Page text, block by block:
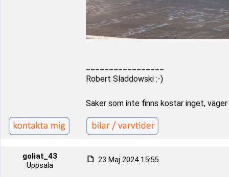
Robert Sladdowski :-)
Saker som inte finns kostar inget,
goliat_43
Uppsala
23 Maj 2024 15:55